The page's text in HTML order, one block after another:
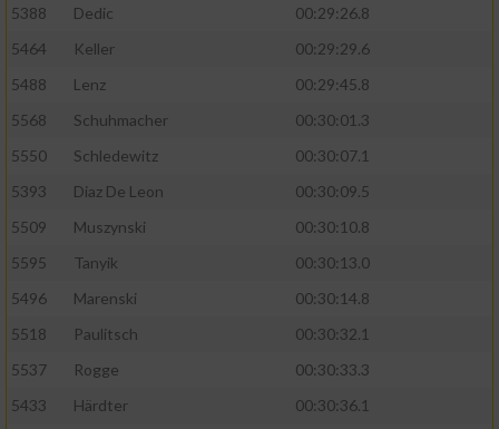
5388 Dedic
00:29:26.8
5464
Keller
00:29:29.6
5488
Lenz
00:29:45.8
5568
Schuhmacher
00:30:01.3
5550
Schledewitz
00:30:07.1
5393
Diaz De Leon
00:30:09.5
5509
Muszynski
00:30:10.8
5595
Tanyik
00:30:13.0
5496
Marenski
00:30:14.8
5518
Paulitsch
00:30:32.1
5537
Rogge
00:30:33.3
5433
Härdter
00:30:36.1